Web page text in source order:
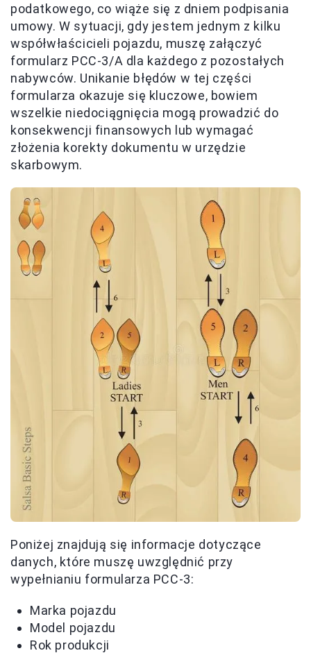
podatkowego, co wiąże się z dniem podpisania
umowy. W sytuacji, gdy jestem jednym z kilku
współwłaścicieli pojazdu, muszę załączyć
formularz PCC-3/A dla każdego z pozostałych
nabywców. Unikanie błędów w tej części
formularza okazuje się kluczowe, bowiem
wszelkie niedociągnięcia mogą prowadzić do
konsekwencji finansowych lub wymagać
złożenia korekty dokumentu w urzędzie
skarbowym.
Poniżej znajdują się informacje dotyczące
danych, które muszę uwzględnić przy
wypełnianiu formularza PCC-3:
Marka pojazdu
Model pojazdu
Rok produkcji